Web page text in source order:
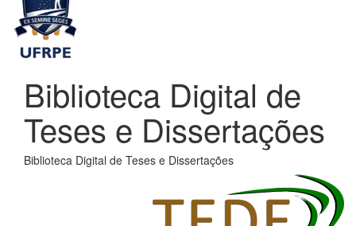
Biblioteca Digital de
Teses e Dissertações
Biblioteca Digital de Teses e Dissertações